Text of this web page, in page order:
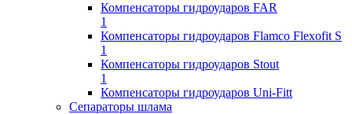
Компенсаторы гидроударов FAR
1
Компенсаторы гидроударов Flamco Flexofit S
1
Компенсаторы гидроударов Stout
1
Компенсаторы гидроударов Uni-Fitt
Сепараторы шлама